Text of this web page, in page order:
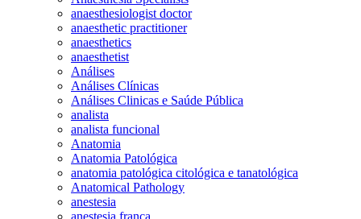
anaesthesiologist doctor
anaesthetic practitioner
anaesthetics
anaesthetist
Análises
Análises Clínicas
Análises Clinicas e Saúde Pública
analista
analista funcional
Anatomia
Anatomia Patológica
anatomia patológica citológica e tanatológica
Anatomical Pathology
anestesia
anestesia frança